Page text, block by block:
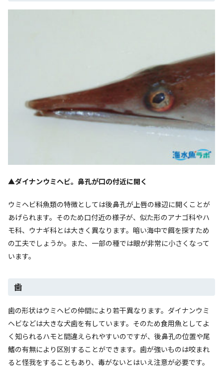
▲ダイナンウミヘビ。鼻孔が口の付近に開く
ウミヘビ科魚類の特徴としては後鼻孔が上唇の縁辺に開くことが
あげられます。そのため口付近の様子が、似た形のアナゴ科やハ
モ科、ウナギ科とは大きく異なります。暗い海中で餌を探すため
の工夫でしょうか。また、一部の種では眼が非常に小さくなって
います。
歯
歯の形状はウミヘビの仲間により若干異なります。ダイナンウミ
ヘビなどは大きな犬歯を有しています。そのため食用魚としてよ
く知られるハモと間違えられやすいのですが、後鼻孔の位置や尾
鰭の有無により区別することができます。歯が強いものは咬まれ
ると怪我をすることもあり、毒がないとはいえ注意が必要です。